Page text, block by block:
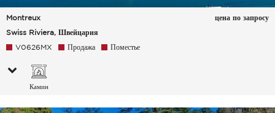
Montreux
Swiss Riviera, Швейцария
цена по запросу
V0626MX Продажа Поместье
Камин